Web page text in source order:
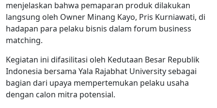
menjelaskan bahwa pemaparan produk dilakukan
langsung oleh Owner Minang Kayo, Pris Kurniawati, di
hadapan para pelaku bisnis dalam forum business
matching.
Kegiatan ini difasilitasi oleh Kedutaan Besar Republik
Indonesia bersama Yala Rajabhat University sebagai
bagian dari upaya mempertemukan pelaku usaha
dengan calon mitra potensial.